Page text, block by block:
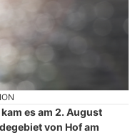
es am 2. August
von Hof am